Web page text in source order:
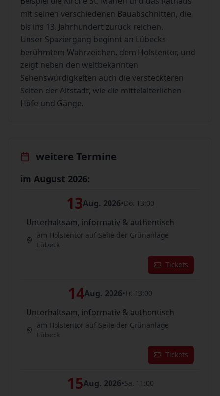
mit seinen verschiedenen Bauabschnitten, die
bis ins 13. Jahrhundert zurück reichen.
Unser Spaziergang beginnt an Lübecks
berühmtem Wahrzeichen, dem Holstentor, und
zeigt neben den weltbekannten
Sehenswürdigkeiten auch die versteckteren
Seiten der Altstadt, wie die mittelalterlichen
Höfe und Gänge.
weitere Termine
im August 2026:
13Aug. 2026•Do. 13:00
Unterhaltsam, informativ & authentisch
am Holstentor auf Seite der Grünanlage
Lübeck
Tickets
14Aug. 2026•Fr. 13:00
Unterhaltsam, informativ & authentisch
am Holstentor auf Seite der Grünanlage
Lübeck
Tickets
15Aug. 2026•Sa. 11:00